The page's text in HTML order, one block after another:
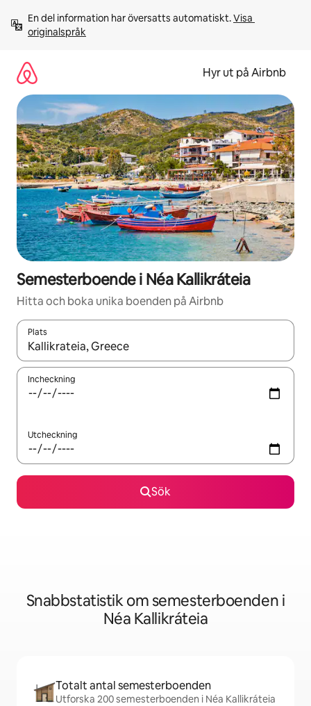
innehåll
En del information har översatts automatiskt. Visa
originalspråk
Hyr ut på Airbnb
Semesterboende i Néa Kallikráteia
Hitta och boka unika boenden på Airbnb
Plats
När resultaten är tillgängliga kan du navigera med upp- och
Incheckning
Utcheckning
Sök
Snabbstatistik om semesterboenden i
Néa Kallikráteia
Totalt antal semesterboenden
Utforska 200 semesterboenden i Néa Kallikráteia